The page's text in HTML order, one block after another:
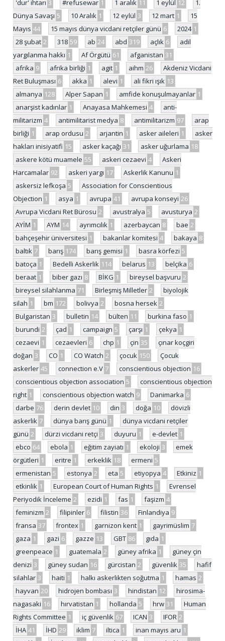
'dur' ihtarı 3 #refusewar 1 1 aralık 11 1 eylül 12
1.
Dünya Savaşı 5 10 Aralık 1 12 eylül 3 12 mart 1
15
Mayıs 44 15 mayıs dünya vicdani retçiler günü 6 2024 1
28 şubat 2 318 59 ab 24 abd 319 açlık 6
adil
yargılanma hakkı 1 Af Örgütü 61 afganistan 31
afrika 9 afrika birliği 1 agit 1 aihm 26
Akdeniz Vicdani
Ret Buluşması 6 akka 1 alevi 1 ali fikri ışık 13
almanya 128 Alper Sapan 1 amfide konuşulmayanlar 1
anarşist kadınlar 1 Anayasa Mahkemesi 4
anti-
militarizm 4 antimilitarist medya 8 antimilitarizm 97
arap
birliği 1 arap ordusu 2 arjantin 1 asker aileleri 1
asker
hakları inisiyatifi 15 asker kaçağı 31 asker uğurlama 18
askere kötü muamele 55 askeri cezaevi 4
Askeri
Harcamalar 92 askeri yargı 17 Askerlik Kanunu 1
askersiz lefkoşa 5
Association for Conscientious
Objection 1 asya 1 avrupa 41 avrupa konseyi 26
Avrupa Vicdani Ret Bürosu 2 avustralya 5 avusturya 2
AYİM 1 AYM 14 ayrımcılık 1 azerbaycan 8 bae 2
bahçeşehir üniversitesi 1 bakanlar komitesi 4 bakaya 8
baltık 7 barış 174 barış gemisi 1 basra körfezi 5
batoça 1 Bedelli Askerlik 114 belarus 13 belçika 6
beraat 1 biber gazı 8 BİKG 1 bireysel başvuru 2
bireysel silahlanma 71 Birleşmiş Milletler 2
biyolojik
silah 1 bm 172 bolivya 2 bosna hersek 2
Bulgaristan 3 bulletin 14 bülten 11 burkina faso 1
burundi 2 çad 1 campaign 5 çarşı 1 çekya 1
cezaevi 1 cezaevleri 6 chp 1 çin 35
çınar koçgiri
doğan 3 CO 1 CO Watch 2 çocuk 150
Çocuk
askerler 45 connection e.V 7 conscientious objection 16
conscientious objection association 5
conscientious objection
right 1 conscientious objection watch 9 Danimarka 6
darbe 76 derin devlet 10 din 3 doğa 10
dövizli
askerlik 7 dünya barış günü 1
dünya vicdani retçiler
günü 2 dürzi vicdani retçi 3 duyuru 1 e-devlet 1
ebco 64 ebola 1 eğitim zayiatı 1 ekoloji 3
emek
örgütleri 1 eritre 1 erkeklik 18 ermeni 5
ermenistan 5 estonya 2 eta 5 etiyopya 4 Etkiniz 1
etkinlik 1 European Court of Human Rights 1
Evrensel
Periyodik İnceleme 2 ezidi 1 fas 1 faşizm 4
feminizm 2 filipinler 6 filistin 36 Finlandiya 9
fransa 37 frontex 1 garnizon kent 1 gayrimüslim 7
gaza 1 gazi 6 gazze 13 GBT 86 gıda 1
greenpeace 1 guatemala 2 güney afrika 1
güney çin
denizi 3 güney sudan 16 gürcistan 2 güvenlik 35
hafif
silahlar 3 haiti 1 halkı askerlikten soğutma 1 hamas 2
hayvan 20 hidrojen bombası 3 hindistan 12
hirosima-
nagasaki 16 hırvatistan 1 hollanda 5 hrw 31
Human
Rights Committee 1 iç güvenlik 67 ICAN 3 IFOR 2
İHA 41 İHD 29 iklim 7 iltica 1 inan mayıs aru 1